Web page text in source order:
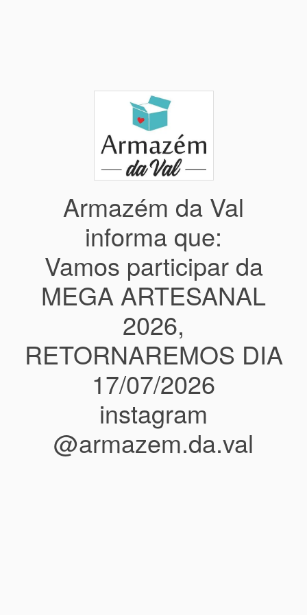
Armazém da Val
informa que:
Vamos participar da
MEGA ARTESANAL
2026,
RETORNAREMOS DIA
17/07/2026
instagram
@armazem.da.val